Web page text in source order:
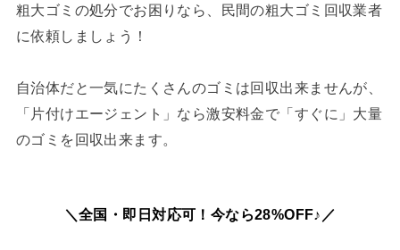
粗大ゴミの処分でお困りなら、民間の粗大ゴミ回収業者
に依頼しましょう！
自治体だと一気にたくさんのゴミは回収出来ませんが、
「片付けエージェント」なら激安料金で「すぐに」大量
のゴミを回収出来ます。
＼全国・即日対応可！今なら28%OFF♪／